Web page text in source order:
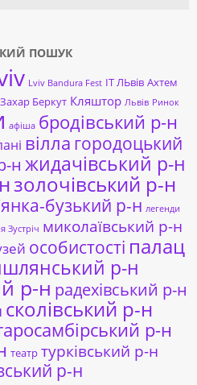
ПОШУК
Lviv Bandura Fest ІТ ЛЬвів Ахтем
Захар Беркут Кляштор Львів Ринок
афіша бродівський р-н
вілла городоцький
н жидачівський р-н
золочівський р-н
бузький р-н легенди
Зустріч миколаївський р-н
особистості палац
р-н
р-н радехівський р-н
сколівський р-н
р-н
театр турківський р-н
р-н